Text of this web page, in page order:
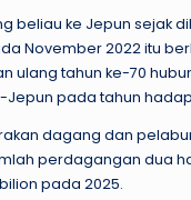
beliau ke Jepun sejak
November 2022 itu
ulang tahun ke-70
Jepun pada tahun
dagang dan
perdagangan dua
pada 2025.